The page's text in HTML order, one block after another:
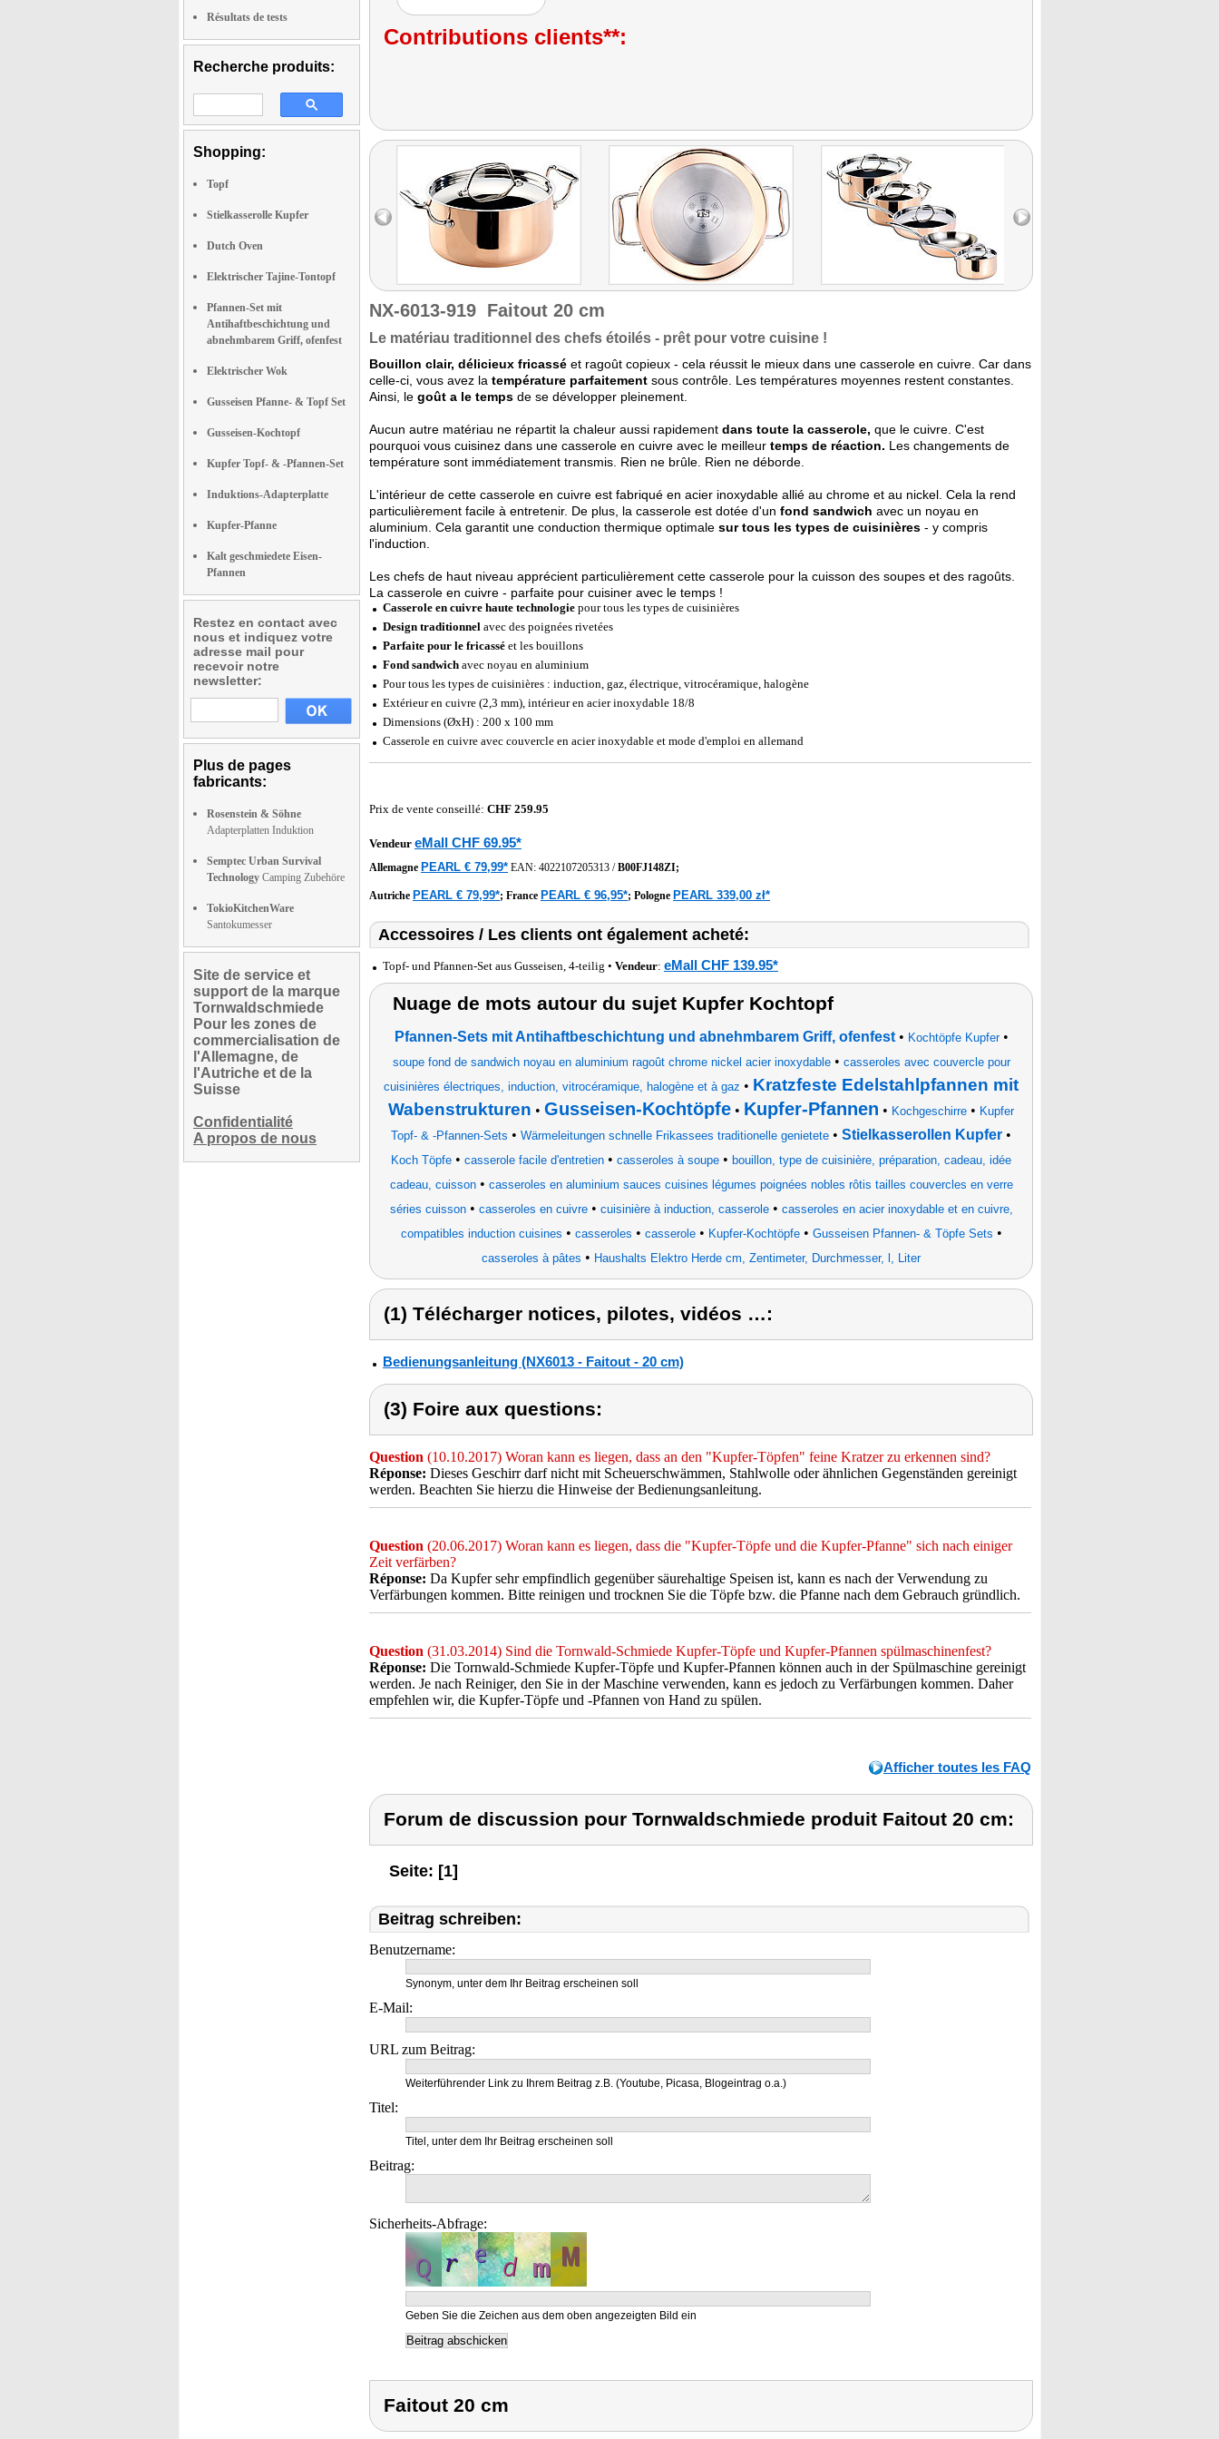
Résultats de tests
Recherche produits:
Shopping:
Topf
Stielkasserolle Kupfer
Dutch Oven
Elektrischer Tajine-Tontopf
Pfannen-Set mit
Antihaftbeschichtung und
abnehmbarem Griff, ofenfest
Elektrischer Wok
Gusseisen Pfanne- & Topf Set
Gusseisen-Kochtopf
Kupfer Topf- & -Pfannen-Set
Induktions-Adapterplatte
Kupfer-Pfanne
Kalt geschmiedete Eisen-
Pfannen
Restez en contact avec
nous et indiquez votre
adresse mail pour
recevoir notre
newsletter:
Plus de pages
fabricants:
Rosenstein & Söhne
Adapterplatten Induktion
Semptec Urban Survival
Technology Camping Zubehöre
TokioKitchenWare
Santokumesser
Site de service et
support de la marque
Tornwaldschmiede
Pour les zones de
commercialisation de
l'Allemagne, de
l'Autriche et de la
Suisse
Confidentialité
A propos de nous
Contributions clients**:
NX-6013-919 Faitout 20 cm
Le matériau traditionnel des chefs étoilés - prêt pour votre cuisine !
Bouillon clair, délicieux fricassé et ragoût copieux - cela réussit le mieux dans une casserole en cuivre. Car dans
celle-ci, vous avez la température parfaitement sous contrôle. Les températures moyennes restent constantes.
Ainsi, le goût a le temps de se développer pleinement.
Aucun autre matériau ne répartit la chaleur aussi rapidement dans toute la casserole, que le cuivre. C'est
pourquoi vous cuisinez dans une casserole en cuivre avec le meilleur temps de réaction. Les changements de
température sont immédiatement transmis. Rien ne brûle. Rien ne déborde.
L'intérieur de cette casserole en cuivre est fabriqué en acier inoxydable allié au chrome et au nickel. Cela la rend
particulièrement facile à entretenir. De plus, la casserole est dotée d'un fond sandwich avec un noyau en
aluminium. Cela garantit une conduction thermique optimale sur tous les types de cuisinières - y compris
l'induction.
Les chefs de haut niveau apprécient particulièrement cette casserole pour la cuisson des soupes et des ragoûts.
La casserole en cuivre - parfaite pour cuisiner avec le temps !
Casserole en cuivre haute technologie pour tous les types de cuisinières
Design traditionnel avec des poignées rivetées
Parfaite pour le fricassé et les bouillons
Fond sandwich avec noyau en aluminium
Pour tous les types de cuisinières : induction, gaz, électrique, vitrocéramique, halogène
Extérieur en cuivre (2,3 mm), intérieur en acier inoxydable 18/8
Dimensions (ØxH) : 200 x 100 mm
Casserole en cuivre avec couvercle en acier inoxydable et mode d'emploi en allemand
Prix de vente conseillé: CHF 259.95
Vendeur eMall CHF 69.95*
Allemagne PEARL € 79,99* EAN: 4022107205313 /B00FJ148ZI;
Autriche PEARL € 79,99*; France PEARL € 96,95*; Pologne PEARL 339,00 zł*
Accessoires / Les clients ont également acheté:
Topf- und Pfannen-Set aus Gusseisen, 4-teilig • Vendeur: eMall CHF 139.95*
Nuage de mots autour du sujet Kupfer Kochtopf
Pfannen-Sets mit Antihaftbeschichtung und abnehmbarem Griff, ofenfest• Kochtöpfe Kupfer•
soupe fond de sandwich noyau en aluminium ragoût chrome nickel acier inoxydable• casseroles avec couvercle pour
cuisinières électriques, induction, vitrocéramique, halogène et à gaz • Kratzfeste Edelstahlpfannen mit
Wabenstrukturen • Gusseisen-Kochtöpfe • Kupfer-Pfannen • Kochgeschirre • Kupfer
Topf- & -Pfannen-Sets • Wärmeleitungen schnelle Frikassees traditionelle genietete • Stielkasserollen Kupfer •
Koch Töpfe • casserole facile d'entretien • casseroles à soupe • bouillon, type de cuisinière, préparation, cadeau, idée
cadeau, cuisson• casseroles en aluminium sauces cuisines légumes poignées nobles rôtis tailles couvercles en verre
séries cuisson• casseroles en cuivre• cuisinière à induction, casserole• casseroles en acier inoxydable et en cuivre,
compatibles induction cuisines • casseroles • casserole• Kupfer-Kochtöpfe• Gusseisen Pfannen- & Töpfe Sets •
casseroles à pâtes • Haushalts Elektro Herde cm, Zentimeter, Durchmesser, l, Liter
(1) Télécharger notices, pilotes, vidéos …:
Bedienungsanleitung (NX6013 - Faitout - 20 cm)
(3) Foire aux questions:
Question (10.10.2017) Woran kann es liegen, dass an den "Kupfer-Töpfen" feine Kratzer zu erkennen sind?
Réponse: Dieses Geschirr darf nicht mit Scheuerschwämmen, Stahlwolle oder ähnlichen Gegenständen gereinigt
werden. Beachten Sie hierzu die Hinweise der Bedienungsanleitung.
Question (20.06.2017) Woran kann es liegen, dass die "Kupfer-Töpfe und die Kupfer-Pfanne" sich nach einiger
Zeit verfärben?
Réponse: Da Kupfer sehr empfindlich gegenüber säurehaltige Speisen ist, kann es nach der Verwendung zu
Verfärbungen kommen. Bitte reinigen und trocknen Sie die Töpfe bzw. die Pfanne nach dem Gebrauch gründlich.
Question (31.03.2014) Sind die Tornwald-Schmiede Kupfer-Töpfe und Kupfer-Pfannen spülmaschinenfest?
Réponse: Die Tornwald-Schmiede Kupfer-Töpfe und Kupfer-Pfannen können auch in der Spülmaschine gereinigt
werden. Je nach Reiniger, den Sie in der Maschine verwenden, kann es jedoch zu Verfärbungen kommen. Daher
empfehlen wir, die Kupfer-Töpfe und -Pfannen von Hand zu spülen.
Afficher toutes les FAQ
Forum de discussion pour Tornwaldschmiede produit Faitout 20 cm:
Seite: [1]
Beitrag schreiben:
Benutzername:
Synonym, unter dem Ihr Beitrag erscheinen soll
E-Mail:
URL zum Beitrag:
Weiterführender Link zu Ihrem Beitrag z.B. (Youtube, Picasa, Blogeintrag o.a.)
Titel:
Titel, unter dem Ihr Beitrag erscheinen soll
Beitrag:
Sicherheits-Abfrage:
Geben Sie die Zeichen aus dem oben angezeigten Bild ein
Faitout 20 cm